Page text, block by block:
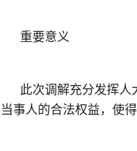
重要意义
此次调解充分发挥人
当事人的合法权益，使